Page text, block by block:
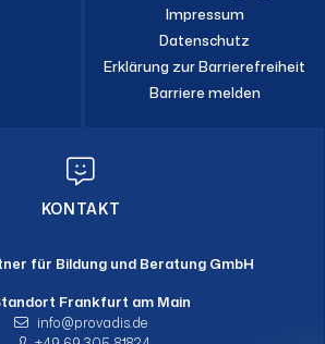
Impressum
Datenschutz
Erklärung zur Barrierefreiheit
Barriere melden
KONTAKT
für Bildung und Beratung GmbH
Frankfurt am Main
info
provadis.de